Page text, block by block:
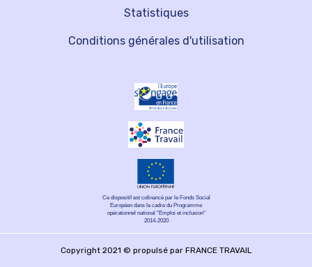
Statistiques
Conditions générales d'utilisation
Ce dispositif est cofinancé par le Fonds Social
Européen dans le cadre du Programme
opérationnel national "Emploi et inclusion"
2014-2020
Copyright 2021 © propulsé par FRANCE TRAVAIL